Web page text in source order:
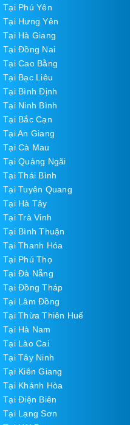
Tại Phú Yên
Tại Hưng Yên
Tại Hà Giang
Tại Đồng Nai
Tại Cao Bằng
Tại Bạc Liêu
Tại Bình Định
Tại Ninh Bình
Tại Bắc Cạn
Tại An Giang
Tại Cà Mau
Tại Quảng Ngãi
Tại Thái Bình
Tại Tuyên Quang
Tại Hà Tây
Tại Trà Vinh
Tại Bình Thuận
Tại Thanh Hóa
Tại Phú Thọ
Tại Đà Nẵng
Tại Đồng Tháp
Tại Lâm Đồng
Tại Thừa Thiên Huế
Tại Hà Nam
Tại Lào Cai
Tại Tây Ninh
Tại Kiên Giang
Tại Khánh Hòa
Tại Điện Biên
Tại Lạng Sơn